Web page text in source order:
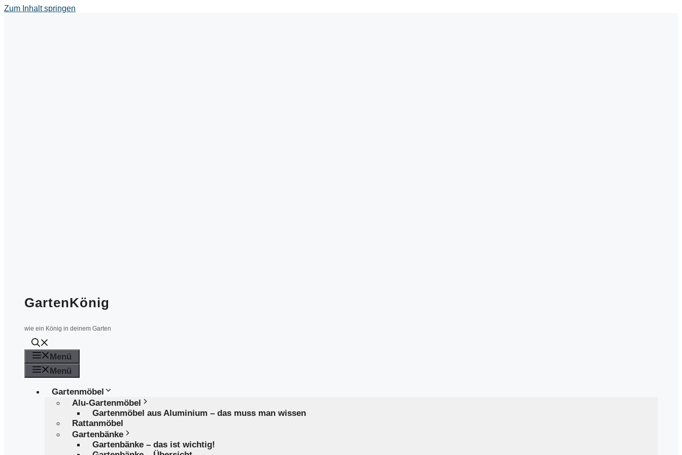
Zum Inhalt springen
GartenKönig
wie ein König in deinem Garten
Menü
Menü
Gartenmöbel
Alu-Gartenmöbel
Gartenmöbel aus Aluminium – das muss man wissen
Rattanmöbel
Gartenbänke
Gartenbänke – das ist wichtig!